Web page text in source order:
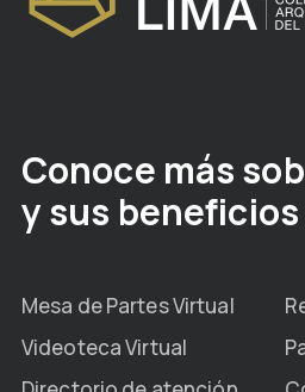
Conoce más
y sus beneficios
Mesa de Partes Virtual
Videoteca Virtual